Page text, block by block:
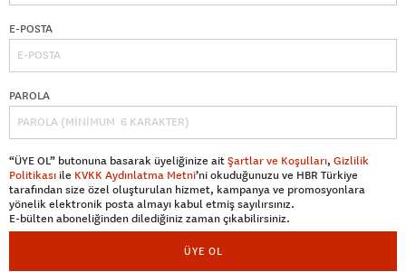
E-POSTA
PAROLA
“ÜYE OL” butonuna basarak üyeliğinize aitŞartlar ve Koşulları, Gizlilik
Politikası ile KVKK Aydınlatma Metni’ni okuduğunuzu ve HBR Türkiye
tarafından size özel oluşturulan hizmet, kampanya ve promosyonlara
yönelik elektronik posta almayı kabul etmiş sayılırsınız.
E-bülten aboneliğinden dilediğiniz zaman çıkabilirsiniz.
ÜYE OL